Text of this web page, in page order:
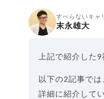
すべらないキャ
末永雄大
上記で紹介した
以下の2記事で
詳細に紹介して